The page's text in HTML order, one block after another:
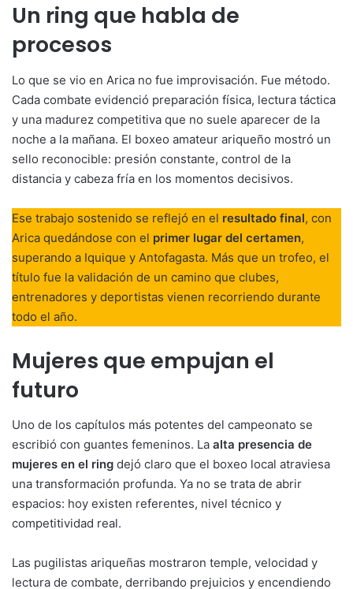
Un ring que habla de
procesos
Lo que se vio en Arica no fue improvisación. Fue método.
Cada combate evidenció preparación física, lectura táctica
y una madurez competitiva que no suele aparecer de la
noche a la mañana. El boxeo amateur ariqueño mostró un
sello reconocible: presión constante, control de la
distancia y cabeza fría en los momentos decisivos.
Ese trabajo sostenido se reflejó en el resultado final, con
Arica quedándose con el primer lugar del certamen,
superando a Iquique y Antofagasta. Más que un trofeo, el
título fue la validación de un camino que clubes,
entrenadores y deportistas vienen recorriendo durante
todo el año.
Mujeres que empujan el
futuro
Uno de los capítulos más potentes del campeonato se
escribió con guantes femeninos. La alta presencia de
mujeres en el ring dejó claro que el boxeo local atraviesa
una transformación profunda. Ya no se trata de abrir
espacios: hoy existen referentes, nivel técnico y
competitividad real.
Las pugilistas ariqueñas mostraron temple, velocidad y
lectura de combate, derribando prejuicios y encendiendo